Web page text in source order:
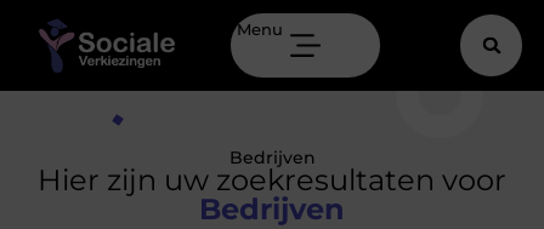
Menu
Bedrijven
Hier zijn uw zoekresultaten voor
Bedrijven